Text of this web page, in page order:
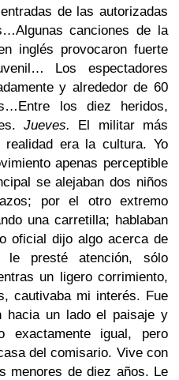
de las autorizadas
canciones de la
inglés provocaron fuerte
Los espectadores
y alrededor de 60
los diez heridos,
Jueves.
El militar más
era la cultura. Yo
apenas perceptible
se alejaban dos niños
por el otro extremo
una carretilla; hablaban
oficial dijo algo acerca de
le presté atención, sólo
un ligero corrimiento,
cautivaba mi interés. Fue
hacia un lado el paisaje y
exactamente igual, pero
del comisario. Vive con
menores de diez años. Le